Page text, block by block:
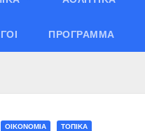
ΠΡΌΓΡΑΜΜΑ
ΟΙΚΟΝΟΜΙΑ ΤΟΠΙΚΑ